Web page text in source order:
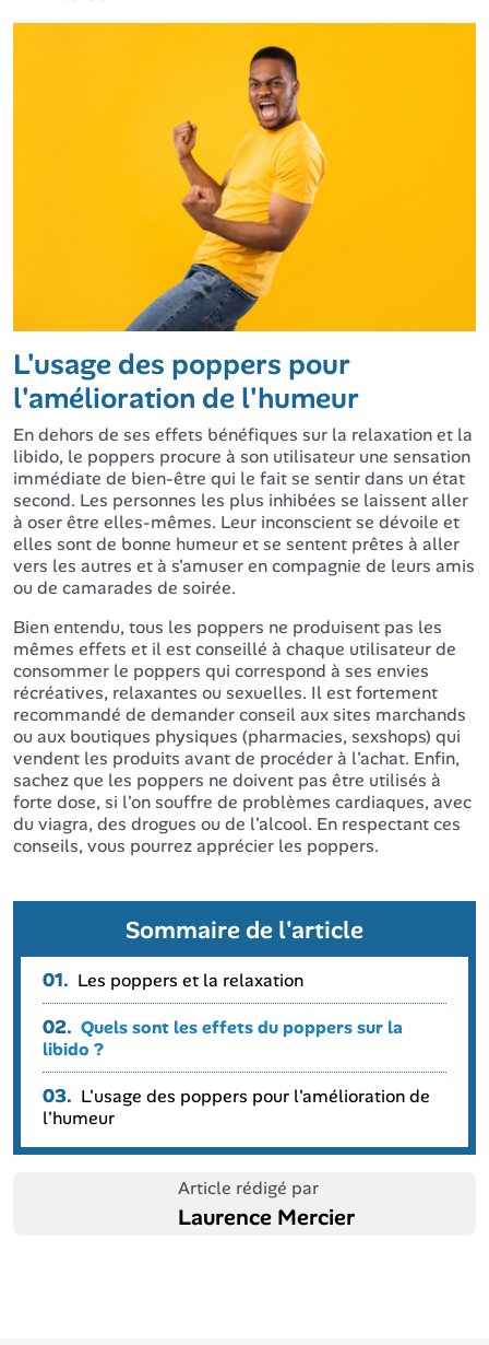
L'usage des poppers pour
l'amélioration de l'humeur
En dehors de ses effets bénéfiques sur la relaxation et la
libido, le poppers procure à son utilisateur une sensation
immédiate de bien-être qui le fait se sentir dans un état
second. Les personnes les plus inhibées se laissent aller
à oser être elles-mêmes. Leur inconscient se dévoile et
elles sont de bonne humeur et se sentent prêtes à aller
vers les autres et à s'amuser en compagnie de leurs amis
ou de camarades de soirée.
Bien entendu, tous les poppers ne produisent pas les
mêmes effets et il est conseillé à chaque utilisateur de
consommer le poppers qui correspond à ses envies
récréatives, relaxantes ou sexuelles. Il est fortement
recommandé de demander conseil aux sites marchands
ou aux boutiques physiques (pharmacies, sexshops) qui
vendent les produits avant de procéder à l'achat. Enfin,
sachez que les poppers ne doivent pas être utilisés à
forte dose, si l'on souffre de problèmes cardiaques, avec
du viagra, des drogues ou de l'alcool. En respectant ces
conseils, vous pourrez apprécier les poppers.
Sommaire de l'article
01. Les poppers et la relaxation
02. Quels sont les effets du poppers sur la
libido ?
03. L'usage des poppers pour l'amélioration de
l'humeur
Article rédigé par
Laurence Mercier